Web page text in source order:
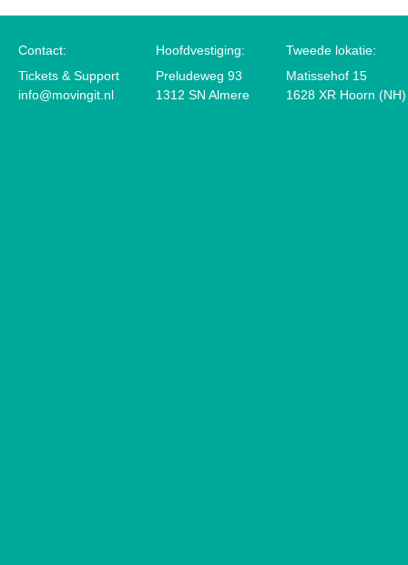
Contact:
Tickets & Support
info@movingit.nl
Hoofdvestiging:
Preludeweg 93
1312 SN Almere
Tweede lokatie:
Matissehof 15
1628 XR Hoorn (NH)